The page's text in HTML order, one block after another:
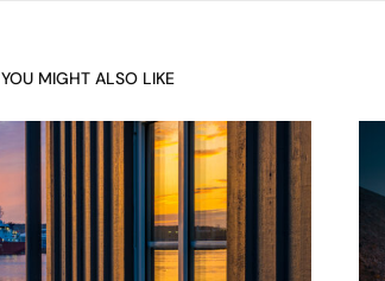
YOU MIGHT ALSO LIKE